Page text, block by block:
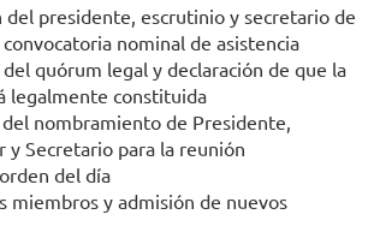
del presidente, escrutinio y secretario de
nominal de asistencia
quórum legal y declaración de que la
legalmente constituida
nombramiento de Presidente,
y Secretario para la reunión
del día
miembros y admisión de nuevos